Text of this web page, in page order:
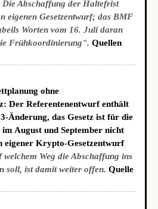
Die Abschaffung der Haltefrist
eigenen Gesetzentwurf; das BMF
Worten vom 16. Juli daran
Frühkoordinierung". Quellen
ohne
Der Referentenentwurf enthält
Änderung, das Gesetz ist für die
August und September nicht
eigener Krypto-Gesetzentwurf
welchem Weg die Abschaffung ins
soll, ist damit weiter offen. Quelle